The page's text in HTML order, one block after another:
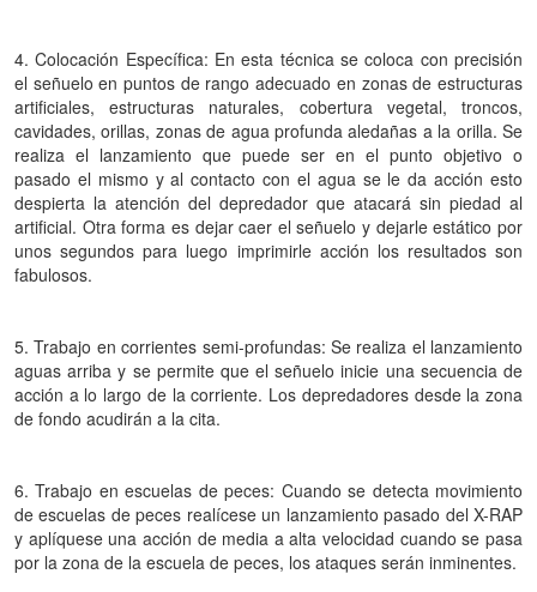
4. Colocación Específica: En esta técnica se coloca con precisión
el señuelo en puntos de rango adecuado en zonas de estructuras
artificiales, estructuras naturales, cobertura vegetal, troncos,
cavidades, orillas, zonas de agua profunda aledañas a la orilla. Se
realiza el lanzamiento que puede ser en el punto objetivo o
pasado el mismo y al contacto con el agua se le da acción esto
despierta la atención del depredador que atacará sin piedad al
artificial. Otra forma es dejar caer el señuelo y dejarle estático por
unos segundos para luego imprimirle acción los resultados son
fabulosos.
5. Trabajo en corrientes semi-profundas: Se realiza el lanzamiento
aguas arriba y se permite que el señuelo inicie una secuencia de
acción a lo largo de la corriente. Los depredadores desde la zona
de fondo acudirán a la cita.
6. Trabajo en escuelas de peces: Cuando se detecta movimiento
de escuelas de peces realícese un lanzamiento pasado del X-RAP
y aplíquese una acción de media a alta velocidad cuando se pasa
por la zona de la escuela de peces, los ataques serán inminentes.